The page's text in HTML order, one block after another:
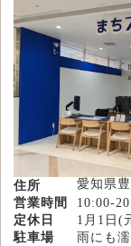
住所
愛知県
営業時間
10:00-
定休日
1月1日(
駐車場
雨にも